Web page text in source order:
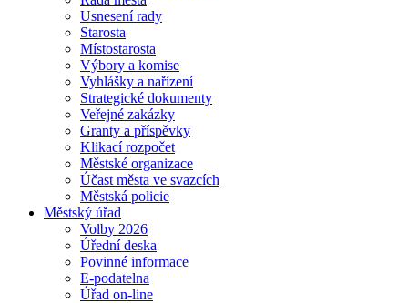
Usnesení rady
Starosta
Místostarosta
Výbory a komise
Vyhlášky a nařízení
Strategické dokumenty
Veřejné zakázky
Granty a příspěvky
Klikací rozpočet
Městské organizace
Účast města ve svazcích
Městská policie
Městský úřad
Volby 2026
Úřední deska
Povinné informace
E-podatelna
Úřad on-line